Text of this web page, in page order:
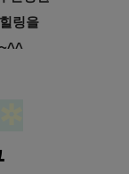
링을